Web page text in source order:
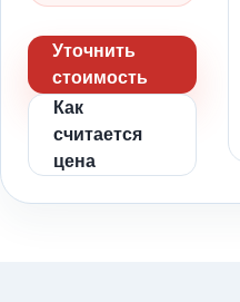
Уточнить
стоимость
Как
считается
цена